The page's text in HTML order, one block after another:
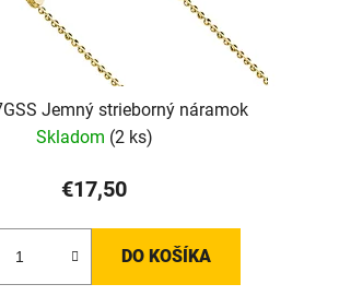
Jemný strieborný náramok
Skladom (2 ks)
€17,50
DO KOŠÍKA